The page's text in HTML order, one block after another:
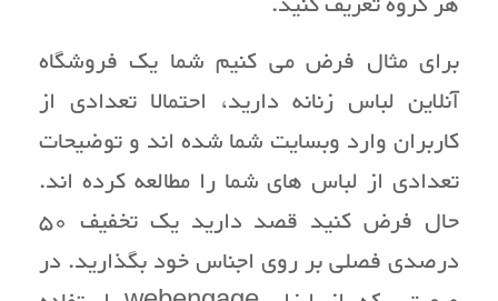
برای مثال فرض می کنیم شما یک فروشگاه
آنلاین لباس زنانه دارید، احتمالا تعدادی از
کاربران وارد وبسایت شما شده اند و توضیحات
تعدادی از لباس های شما را مطالعه کرده اند.
حال فرض کنید قصد دارید یک تخفیف 50
درصدی فصلی بر روی اجناس خود بگذارید. در